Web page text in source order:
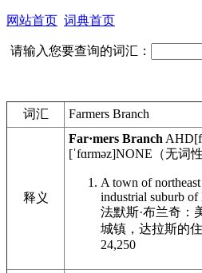
网站首页 词典首页
请输入您要查询的词汇：
词汇 Farmers Branch
释义
Far·mers Branch AHD
[ˈfɑrməz]NONE （无词性
A town of
industrial suburb of
法默斯·布兰奇：
城镇，达拉斯的
24,250